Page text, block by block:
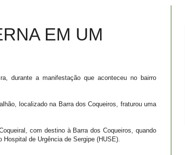
EM UM
durante a manifestação que aconteceu no bairro
localizado na Barra dos Coqueiros, fraturou uma
com destino à Barra dos Coqueiros, quando
de Urgência de Sergipe (HUSE).